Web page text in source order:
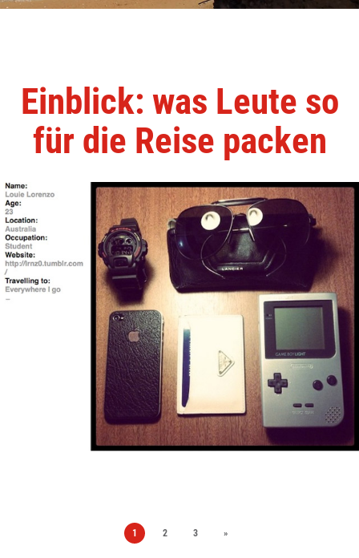
Einblick: was Leute so
für die Reise packen
1 2 3 »